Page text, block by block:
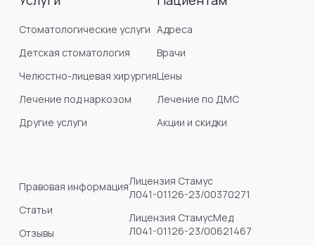
Стоматологические услуги
Детская стоматология
Челюстно-лицевая хирургия
Лечение под наркозом
Другие услуги
Адреса
Врачи
Цены
Лечение по ДМС
Акции и скидки
Правовая информация
Статьи
Отзывы
Лицензия Стамус
Л041-01126-23/00370271
Лицензия СтамусМед
Л041-01126-23/00621467